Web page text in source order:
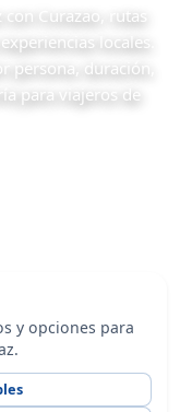
con Curazao, rutas
locales.
persona, duración,
para viajeros de
y opciones para